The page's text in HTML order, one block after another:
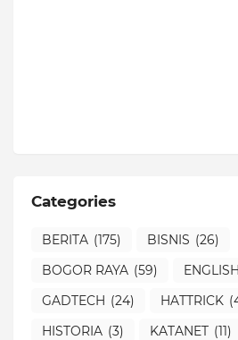
Categories
BERITA (175) BISNIS (26)
BOGOR RAYA (59)
GADTECH (24) HATTRICK
HISTORIA (3) KATANET (11)